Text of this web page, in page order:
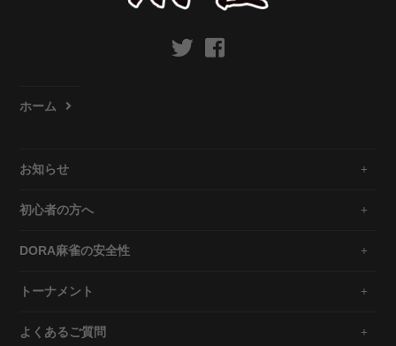
ホーム
お知らせ
初心者の方へ
DORA麻雀の安全性
トーナメント
よくあるご質問